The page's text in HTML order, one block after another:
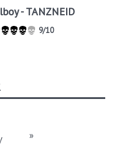
- TANZNEID
9/10
»